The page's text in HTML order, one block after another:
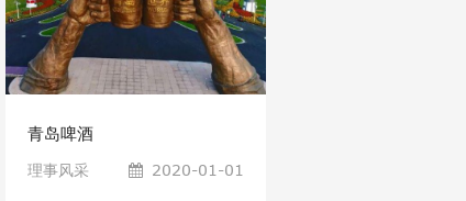
青岛啤酒
理事风采 2020-01-01